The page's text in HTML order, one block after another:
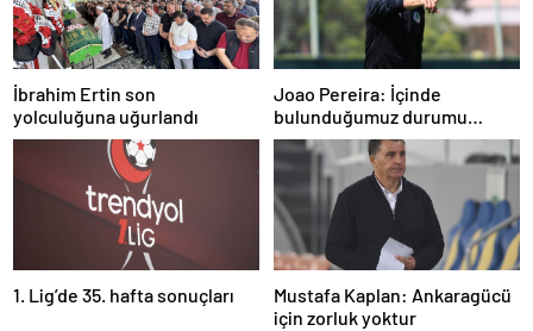
İbrahim Ertin son
yolculuğuna uğurlandı
Joao Pereira: İçinde
bulunduğumuz durumu
herkesin anlaması gerek
1. Lig’de 35. hafta sonuçları
Mustafa Kaplan: Ankaragücü
için zorluk yoktur